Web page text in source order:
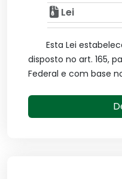
Lei
Esta Lei
disposto no art. 165,
Federal e com base